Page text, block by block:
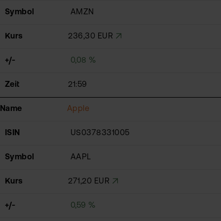
Symbol AMZN
Kurs 236,30 EUR
+/- 0,08 %
Zeit 21:59
Name Apple
ISIN US0378331005
Symbol AAPL
Kurs 271,20 EUR
+/- 0,59 %